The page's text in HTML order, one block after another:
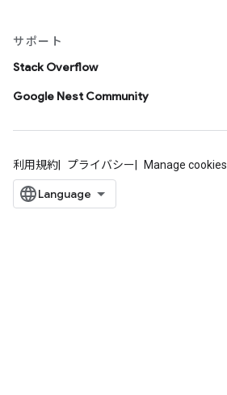
サポート
Stack Overflow
Google Nest Community
利用規約 プライバシー Manage cookies